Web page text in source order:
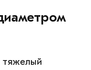
тяжелый